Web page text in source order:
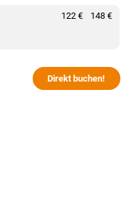
122 € 148 €
Direkt buchen!